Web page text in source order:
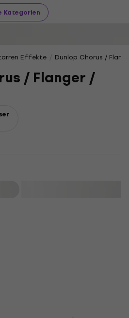
Kategorien
Effekte Dunlop Chorus /
/ Flanger /